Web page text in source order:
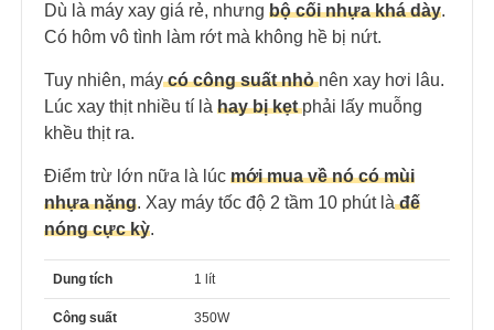
Dù là máy xay giá rẻ, nhưng bộ cối nhựa khá dày.
Có hôm vô tình làm rớt mà không hề bị nứt.
Tuy nhiên, máycó công suất nhỏ nên xay hơi lâu.
Lúc xay thịt nhiều tí là hay bị kẹt phải lấy muỗng
khều thịt ra.
Điểm trừ lớn nữa là lúc mới mua về nó có mùi
nhựa nặng. Xay máy tốc độ 2 tầm 10 phút làđế
nóng cực kỳ.
Dung tích 1 lít
Công suất 350W